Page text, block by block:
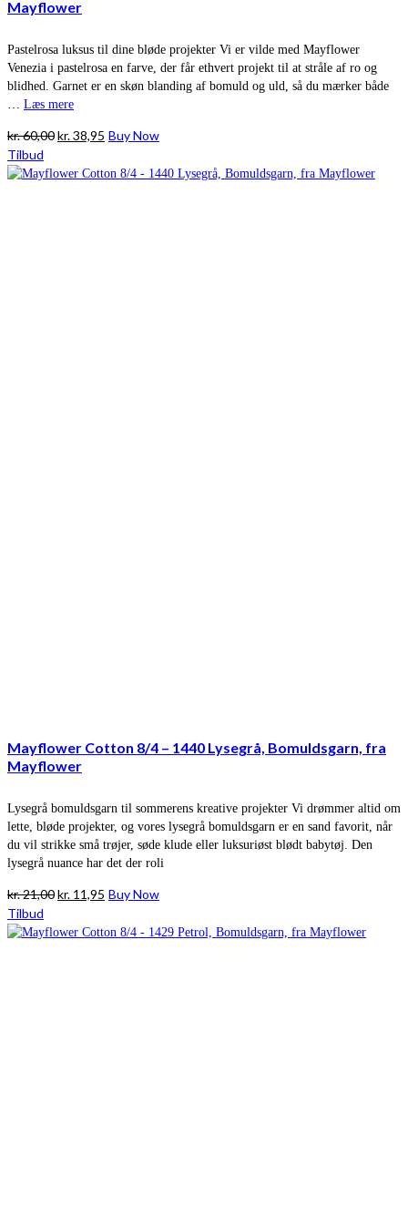
Mayflower
Pastelrosa luksus til dine bløde projekter Vi er vilde med Mayflower
Venezia i pastelrosa en farve, der får ethvert projekt til at stråle af ro og
blidhed. Garnet er en skøn blanding af bomuld og uld, så du mærker både
Læs mere
kr.60,00Den
pris
kr.38,95 Den
pris
Buy Now
Tilbud
Mayflower Cotton 8/4 – 1440 Lysegrå, Bomuldsgarn, fra
Mayflower
Lysegrå bomuldsgarn til sommerens kreative projekter Vi drømmer altid om
lette, bløde projekter, og vores lysegrå bomuldsgarn er en sand favorit, når
du vil strikke små trøjer, søde klude eller luksuriøst blødt babytøj. Den
lysegrå nuance har det der roli
kr.21,00Den
pris
kr. 11,95 Den
pris
Buy Now
Tilbud